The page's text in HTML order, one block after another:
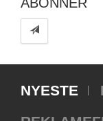
NYESTE